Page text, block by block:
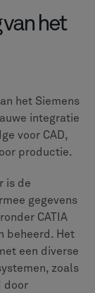
heeft
Teamcenter
op
op 10,